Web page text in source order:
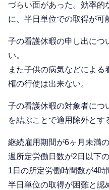
づらい面があった。効率的
に、半日単位での取得が可
子の看護休暇の申し出につ
い。
また子供の病気などによ
権の行使は出来ない。
子の看護休暇の対象者につ
を結ぶことで適用除外とす
継続雇用期間が6ヶ月未満
週所定労働日数が2日以下
1日の所定労働時間数が4時
半日単位の取得が困難と認